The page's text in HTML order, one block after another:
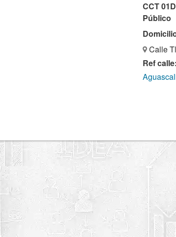
CCT
Público
Calle
Ref calle: